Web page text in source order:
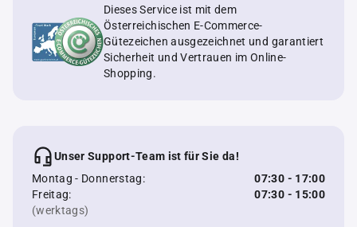
Dieses Service ist mit dem
Österreichischen E-Commerce-
Gütezeichen ausgezeichnet und garantiert
Sicherheit und Vertrauen im Online-
Shopping.
Unser Support-Team ist für Sie da!
Montag - Donnerstag:
07:30 - 17:00
Freitag:
07:30 - 15:00
(werktags)